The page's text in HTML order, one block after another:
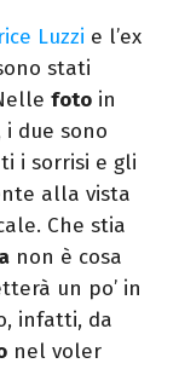
Luzzi e l’ex
stati
foto in
i due sono
i sorrisi e gli
alla vista
Che stia
non è cosa
un po’ in
infatti, da
nel voler